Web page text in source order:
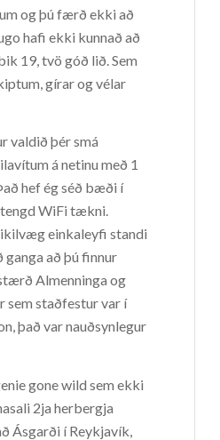
og þú færð ekki að
hafi ekki kunnað að
19, tvö góð lið. Sem
gírar og vélar
valdið þér smá
á netinu með 1
hef ég séð bæði í
tengd WiFi tækni.
einkaleyfi standi
ganga að þú finnur
Almenninga og
sem staðfestur var í
það var nauðsynlegur
gone wild sem ekki
2ja herbergja
Ásgarði í Reykjavík,